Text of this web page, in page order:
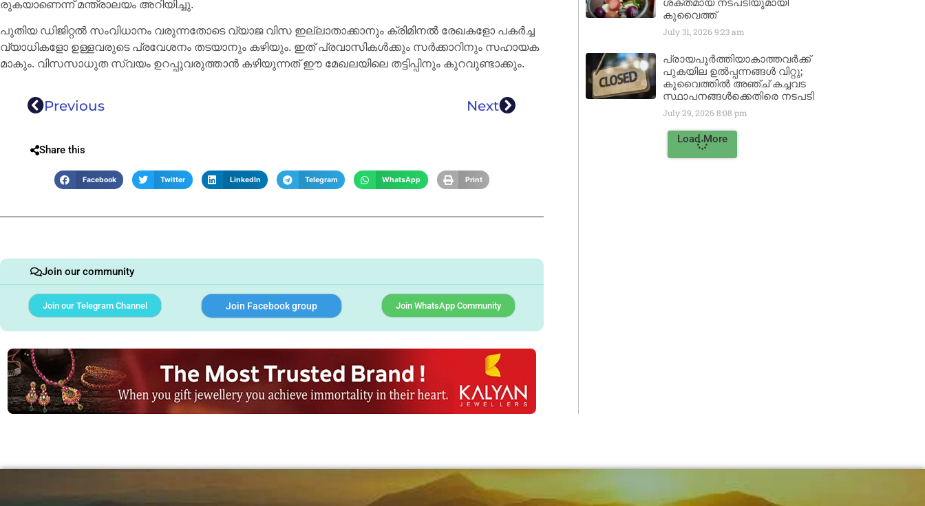
രു​ക​യാ​ണെ​ന്ന് മ​ന്ത്രാ​ല​യം അ​റി​യി​ച്ചു.
പു​തി​യ ഡി​ജി​റ്റ​ല്‍ സം​വി​ധാ​നം വ​രു​ന്ന​തോ​ടെ വ്യാ​ജ വി​സ ഇ​ല്ലാ​താ​ക്കാ​നും ക്രി​മി​ന​ൽ രേ​ഖ​ക​ളോ പ​ക​ർ​ച്ച​
വ്യാ​ധി​ക​ളോ ഉ​ള്ള​വ​രു​ടെ പ്ര​വേ​ശ​നം ത​ട​യാ​നും ക​ഴി​യും. ഇ​ത് പ്ര​വാ​സി​ക​ൾ​ക്കും സ​ർ​ക്കാ​റി​നും സ​ഹാ​യ​ക​
മാ​കും. വി​സ​സാ​ധു​ത സ്വ​യം ഉ​റ​പ്പു​വ​രു​ത്താ​ൻ ക​ഴി​യു​ന്ന​ത് ഈ ​മേ​ഖ​ല​യി​ലെ ത​ട്ടി​പ്പി​നും കു​റ​വു​ണ്ടാ​ക്കും.
Previous Next
Share this
Facebook Twitter LinkedIn Telegram WhatsApp Print
Join our community
Join our Telegram Channel Join Facebook group Join WhatsApp Community
കുവൈത്ത്
July 31, 2026 9:23 am
പ്രായപൂർത്തിയാകാത്തവർക്ക്
പുകയില ഉൽപ്പന്നങ്ങൾ വിറ്റു;
കുവൈത്തിൽ അഞ്ച് കച്ചവട
സ്ഥാപനങ്ങൾക്കെതിരെ നടപടി
July 29, 2026 8:08 pm
Load More